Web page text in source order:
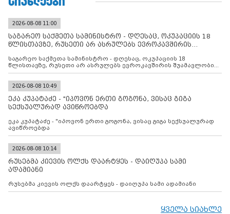
2026-08-08 11:00
საგარეო საქმეთა სამინისტრო - დღესაც, ოკუპაციის 18
წლისთავზე, რუსეთი არ ასრულებს ევროკავშირის
საგარეო საქმეთა სამინისტრო - დღესაც, ოკუპაციის 18
წლისთავზე, რუსეთი არ ასრულებს ევროკავშირის შუამავლობით
დადებულ 2008 წლის 12 აგვისტოს ცეცხლის შეწყვეტის
კონტროლს ოკუპირებულ რეგიონებში, აგრძელებს მათი
მილიტარიზაციის პროცესს და აქტიურად დგამს ნაბიჯებს მათი
ფაქტობრივი ანექსიისკენ
2026-08-08 10:49
ეკა კუპატაძე - "იპოვონ ერთი გოგონა, ვისაც გიგა
სექსუალურად ავიწროებდა
ეკა კუპატაძე - "იპოვონ ერთი გოგონა, ვისაც გიგა სექსუალურად
ავიწროებდა
2026-08-08 10:14
რუსებმა კიევის ოლქს დაარტყეს - დაიღუპა სამი
ადამიანი
რუსებმა კიევის ოლქს დაარტყეს - დაიღუპა სამი ადამიანი
ყველა სიახლე